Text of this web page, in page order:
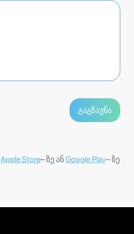
Apple Store– ზე ანGoogle Play– ზე